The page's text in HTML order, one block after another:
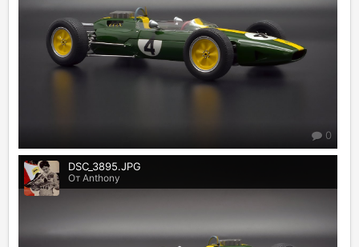
0
DSC_3895.JPG
От Anthony